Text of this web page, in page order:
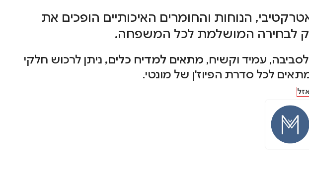
הנוחות והחומרים האיכותיים הופכים את
לבחירה המושלמת לכל המשפחה.
לסביבה, עמיד וקשיח, מתאים למדיח כלים, ניתן לרכוש חלקי
לכל סדרת הפיוז'ן של מונטי.